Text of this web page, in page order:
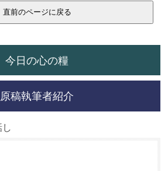
今日の心の糧
原稿執筆者紹介